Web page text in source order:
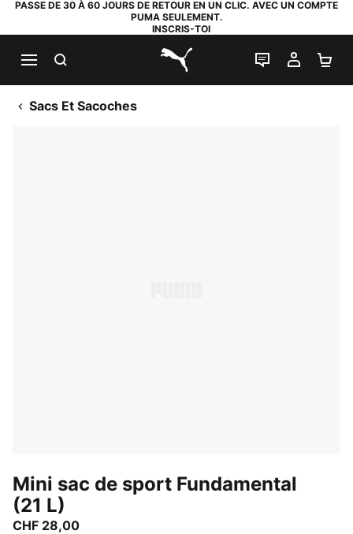
PASSE DE 30 À 60 JOURS DE RETOUR EN UN CLIC. AVEC UN COMPTE
PUMA SEULEMENT.
INSCRIS-TOI
PUMA.com
LIVE CHAT
MON
Sacs Et Sacoches
Mini sac de sport Fundamental
(21 L)
CHF 28,00